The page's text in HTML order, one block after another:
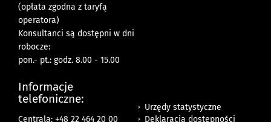
(opłata zgodna z taryfą
operatora)
Konsultanci są dostępni w dni
robocze:
pon.- pt.: godz. 8.00 - 15.00
Informacje
telefoniczne:
Centrala: +48 22 464 20 00
Urzędy statystyczne
Deklaracja dostępności